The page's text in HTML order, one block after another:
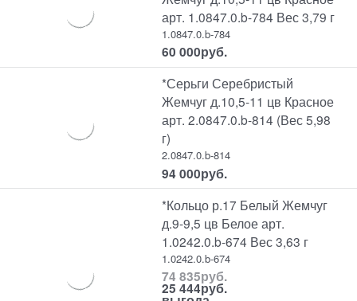
арт. 1.0847.0.b-784 Вес 3,79 г
1.0847.0.b-784
60 000руб.
*Серьги Серебристый
Жемчуг д.10,5-11 цв Красное
арт. 2.0847.0.b-814 (Вес 5,98
г)
2.0847.0.b-814
94 000руб.
*Кольцо р.17 Белый Жемчуг
д.9-9,5 цв Белое арт.
1.0242.0.b-674 Вес 3,63 г
1.0242.0.b-674
74 835руб.
25 444руб.